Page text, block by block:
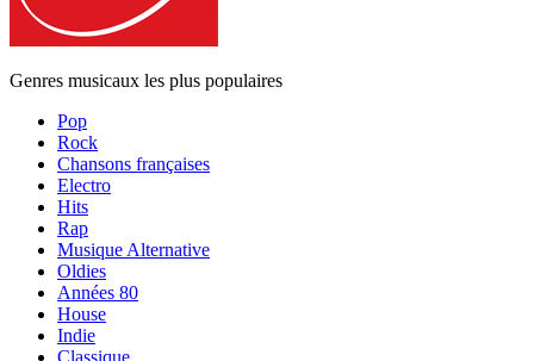
Genres musicaux les plus populaires
Pop
Rock
Chansons françaises
Electro
Hits
Rap
Musique Alternative
Oldies
Années 80
House
Indie